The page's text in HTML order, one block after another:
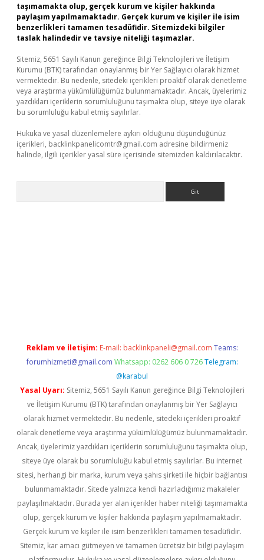
taşımamakta olup, gerçek kurum ve kişiler hakkında
paylaşım yapılmamaktadır. Gerçek kurum ve kişiler ile isim
benzerlikleri tamamen tesadüfidir. Sitemizdeki bilgiler
taslak halindedir ve tavsiye niteliği taşımazlar.
Sitemiz, 5651 Sayılı Kanun gereğince Bilgi Teknolojileri ve İletişim
Kurumu (BTK) tarafından onaylanmış bir Yer Sağlayıcı olarak hizmet
vermektedir. Bu nedenle, sitedeki içerikleri proaktif olarak denetleme
veya araştırma yükümlülüğümüz bulunmamaktadır. Ancak, üyelerimiz
yazdıkları içeriklerin sorumluluğunu taşımakta olup, siteye üye olarak
bu sorumluluğu kabul etmiş sayılırlar.
Hukuka ve yasal düzenlemelere aykırı olduğunu düşündüğünüz
içerikleri, backlinkpanelicomtr@gmail.com adresine bildirmeniz
halinde, ilgili içerikler yasal süre içerisinde sitemizden kaldırılacaktır.
Reklam ve İletişim: E-mail: backlinkpaneli@gmail.com Teams:
forumhizmeti@gmail.com Whatsapp: 0262 606 0 726 Telegram:
@karabul
Yasal Uyarı: Sitemiz, 5651 Sayılı Kanun gereğince Bilgi Teknolojileri
ve İletişim Kurumu (BTK) tarafından onaylanmış bir Yer Sağlayıcı
olarak hizmet vermektedir. Bu nedenle, sitedeki içerikleri proaktif
olarak denetleme veya araştırma yükümlülüğümüz bulunmamaktadır.
Ancak, üyelerimiz yazdıkları içeriklerin sorumluluğunu taşımakta olup,
siteye üye olarak bu sorumluluğu kabul etmiş sayılırlar. Bu internet
sitesi, herhangi bir marka, kurum veya şahıs şirketi ile hiçbir bağlantısı
bulunmamaktadır. Sitede yalnızca kendi hazırladığımız makaleler
paylaşılmaktadır. Burada yer alan içerikler haber niteliği taşımamakta
olup, gerçek kurum ve kişiler hakkında paylaşım yapılmamaktadır.
Gerçek kurum ve kişiler ile isim benzerlikleri tamamen tesadüfidir.
Sitemiz, kar amacı gütmeyen ve tamamen ücretsiz bir bilgi paylaşım